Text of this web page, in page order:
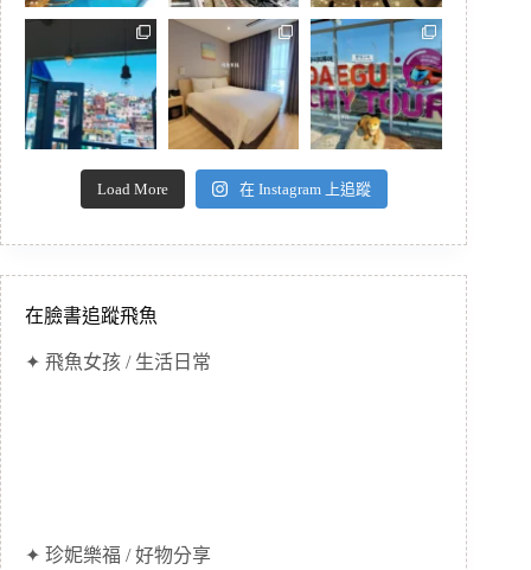
Load More 在 Instagram 上追蹤
在臉書追蹤飛魚
✦ 飛魚女孩 / 生活日常
✦ 珍妮樂福 / 好物分享